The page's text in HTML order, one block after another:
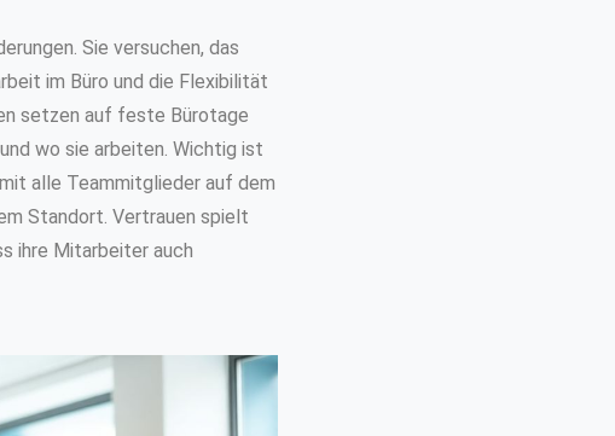
Sie versuchen, das
im Büro und die Flexibilität
setzen auf feste Bürotage
wo sie arbeiten. Wichtig ist
alle Teammitglieder auf dem
Standort. Vertrauen spielt
ihre Mitarbeiter auch